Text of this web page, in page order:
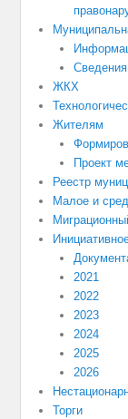
ЖКХ
Жителям
Проект
Реестр
Малое и
2021
2022
2023
2024
2025
2026
Торги